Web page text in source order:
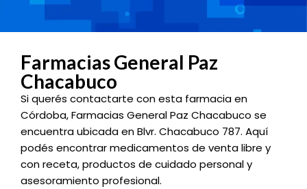
Farmacias General Paz
Chacabuco
Si querés contactarte con esta farmacia en
Córdoba, Farmacias General Paz Chacabuco se
encuentra ubicada en Blvr. Chacabuco 787. Aquí
podés encontrar medicamentos de venta libre y
con receta, productos de cuidado personal y
asesoramiento profesional.